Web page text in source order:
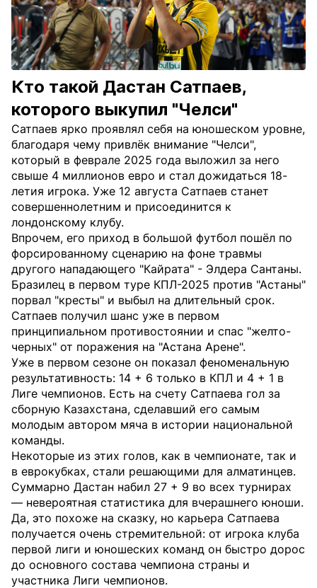
Кто такой Дастан Сатпаев,
которого выкупил "Челси"
Сатпаев ярко проявлял себя на юношеском уровне,
благодаря чему привлёк внимание "Челси",
который в феврале 2025 года выложил за него
свыше 4 миллионов евро и стал дожидаться 18-
летия игрока. Уже 12 августа Сатпаев станет
совершеннолетним и присоединится к
лондонскому клубу.
Впрочем, его приход в большой футбол пошёл по
форсированному сценарию на фоне травмы
другого нападающего "Кайрата" - Элдера Сантаны.
Бразилец в первом туре КПЛ-2025 против "Астаны"
порвал "кресты" и выбыл на длительный срок.
Сатпаев получил шанс уже в первом
принципиальном противостоянии и спас "желто-
черных" от поражения на "Астана Арене".
Уже в первом сезоне он показал феноменальную
результативность: 14 + 6 только в КПЛ и 4 + 1 в
Лиге чемпионов. Есть на счету Сатпаева гол за
сборную Казахстана, сделавший его самым
молодым автором мяча в истории национальной
команды.
Некоторые из этих голов, как в чемпионате, так и
в еврокубках, стали решающими для алматинцев.
Суммарно Дастан набил 27 + 9 во всех турнирах
— невероятная статистика для вчерашнего юноши.
Да, это похоже на сказку, но карьера Сатпаева
получается очень стремительной: от игрока клуба
первой лиги и юношеских команд он быстро дорос
до основного состава чемпиона страны и
участника Лиги чемпионов.